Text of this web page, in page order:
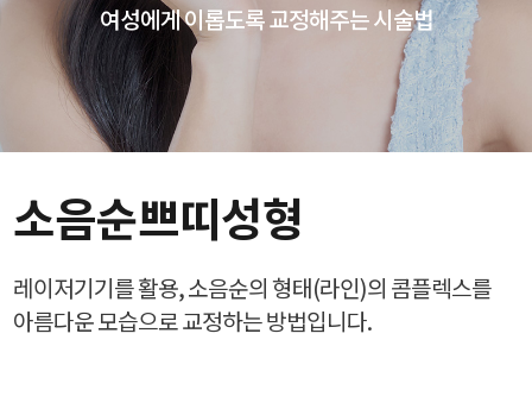
여성에게 이롭도록 교정해주는 시술법
소음순쁘띠성형
레이저기기를 활용, 소음순의 형태(라인)의 콤플렉스를
아름다운 모습으로 교정하는 방법입니다.